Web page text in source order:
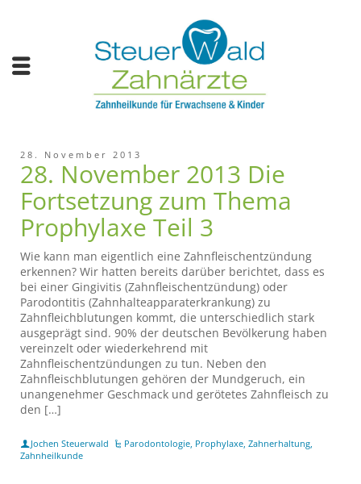
28. November 2013
28. November 2013 Die
Fortsetzung zum Thema
Prophylaxe Teil 3
Wie kann man eigentlich eine Zahnfleischentzündung
erkennen? Wir hatten bereits darüber berichtet, dass es
bei einer Gingivitis (Zahnfleischentzündung) oder
Parodontitis (Zahnhalteapparaterkrankung) zu
Zahnfleichblutungen kommt, die unterschiedlich stark
ausgeprägt sind. 90% der deutschen Bevölkerung haben
vereinzelt oder wiederkehrend mit
Zahnfleischentzündungen zu tun. Neben den
Zahnfleischblutungen gehören der Mundgeruch, ein
unangenehmer Geschmack und gerötetes Zahnfleisch zu
den […]
Jochen Steuerwald Parodontologie, Prophylaxe,Zahnerhaltung,
Zahnheilkunde